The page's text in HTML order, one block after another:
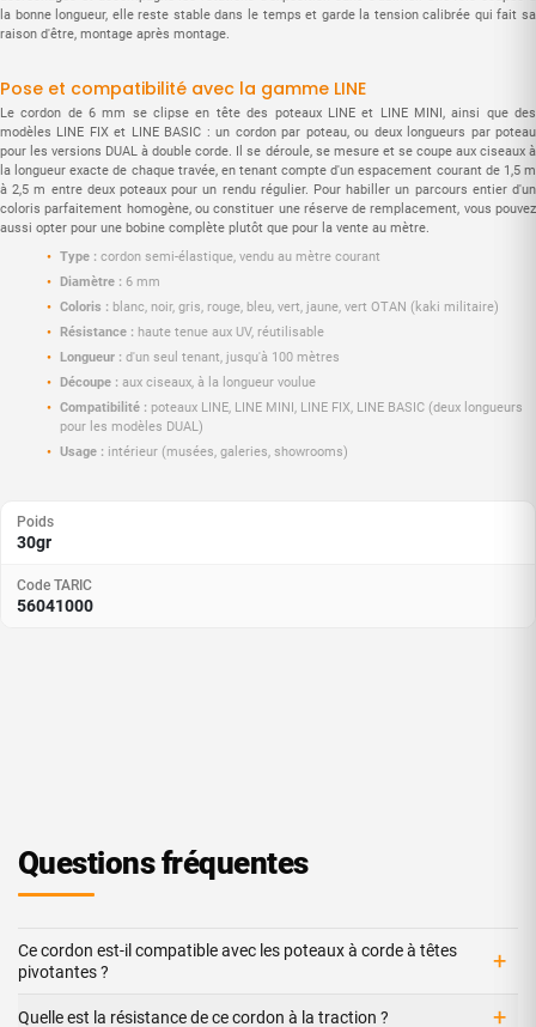
la bonne longueur, elle reste stable dans le temps et garde la tension calibrée qui fait sa
raison d'être, montage après montage.
Pose et compatibilité avec la gamme LINE
Le cordon de 6 mm se clipse en tête des poteaux LINE et LINE MINI, ainsi que des
modèles LINE FIX et LINE BASIC : un cordon par poteau, ou deux longueurs par poteau
pour les versions DUAL à double corde. Il se déroule, se mesure et se coupe aux ciseaux à
la longueur exacte de chaque travée, en tenant compte d'un espacement courant de 1,5 m
à 2,5 m entre deux poteaux pour un rendu régulier. Pour habiller un parcours entier d'un
coloris parfaitement homogène, ou constituer une réserve de remplacement, vous pouvez
aussi opter pour une bobine complète plutôt que pour la vente au mètre.
Type : cordon semi-élastique, vendu au mètre courant
Diamètre : 6 mm
Coloris : blanc, noir, gris, rouge, bleu, vert, jaune, vert OTAN (kaki militaire)
Résistance : haute tenue aux UV, réutilisable
Longueur : d'un seul tenant, jusqu'à 100 mètres
Découpe : aux ciseaux, à la longueur voulue
Compatibilité : poteaux LINE, LINE MINI, LINE FIX, LINE BASIC (deux longueurs
pour les modèles DUAL)
Usage : intérieur (musées, galeries, showrooms)
Poids
30gr
Code TARIC
56041000
Questions fréquentes
Ce cordon est-il compatible avec les poteaux à corde à têtes
pivotantes ?
+
Quelle est la résistance de ce cordon à la traction ? +